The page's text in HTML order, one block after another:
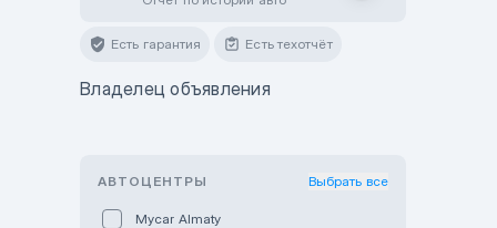
Есть гарантия Есть техотчёт
Владелец объявления
АВТОЦЕНТРЫ Выбрать все
Mycar Almaty